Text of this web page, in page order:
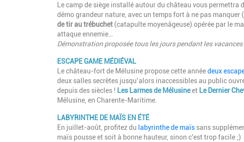
Le camp de siège installé autour du château vous
démo grandeur nature, avec un temps fort à ne pas
de tir au trébuchet (catapulte moyenâgeuse) opérée par le
attaque ennemie…
Démonstration proposée tous les jours pendant les
ESCAPE GAME MÉDIÉVAL
Le château-fort de Mélusine propose cette annéedeux
deux salles secrètes jusqu’alors inaccessibles au public
depuis des siècles ! Les Larmes de Mélusineet Le Dernier
Mélusine, en Charente-Maritime.
LABYRINTHE DE MAÏS EN ÉTÉ
En juillet-août, profitez du labyrinthe de maïs sans
maïs pousse et soit à bonne hauteur, sinon c'est trop facile ;)